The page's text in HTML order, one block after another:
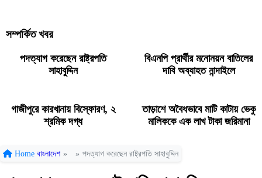
সম্পর্কিত খবর
পদত্যাগ করেছেন রাষ্ট্রপতি
সাহাবুদ্দিন
বিএনপি প্রার্থীর মনোনয়ন বাতিলের
দাবি অব্যাহত নান্দাইলে
গাজীপুরে কারখানায় বিস্ফোরণ, ২
শ্রমিক দগ্ধ
তাড়াশে অবৈধভাবে মাটি কাটায় ভেকু
মালিককে এক লাখ টাকা জরিমানা
Home বাংলাদেশ » » পদত্যাগ করেছেন রাষ্ট্রপতি সাহাবুদ্দিন